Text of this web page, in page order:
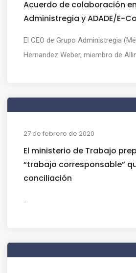
Acuerdo de colaboración
Administregia y ADADE/E-
El CEO de Grupo Administregia
Hernandez Weber, miembro de
27 de febrero de 2020
El ministerio de Trabajo
“trabajo corresponsable”
conciliación